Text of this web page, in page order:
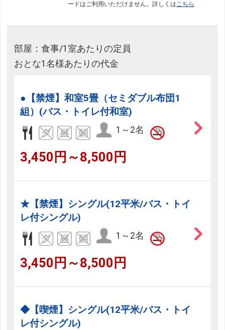
ードはご利用いただけません。詳しくはこちら
部屋：食事/1室あたりの定員
おとな1名様あたりの代金
●【禁煙】和室5畳（セミダブル布団1
組）(バス・トイレ付和室)
1～2名
3,450円～8,500円
★【禁煙】シングル(12平米/バス・トイ
レ付シングル)
1～2名
3,450円～8,500円
◆【喫煙】シングル(12平米/バス・トイ
レ付シングル)